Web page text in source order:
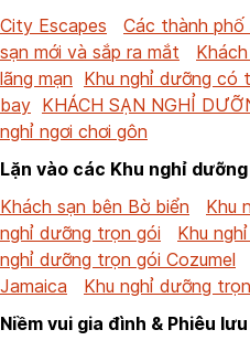
City Escapes
Các thành
sạn mới và sắp ra mắt
lãng mạn Khu nghỉ dưỡng có
bay KHÁCH SẠN NGHỈ
nghỉ ngơi chơi gôn
Lặn vào các Khu nghỉ
Khách sạn bên Bờ biển
Khu
nghỉ dưỡng trọn gói
Khu
nghỉ dưỡng trọn gói Cozumel
Jamaica
Khu nghỉ dưỡng
Niềm vui gia đình & Phiêu